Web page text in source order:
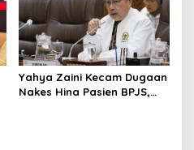
Yahya Zaini Kecam Dugaan
Nakes Hina Pasien BPJS,